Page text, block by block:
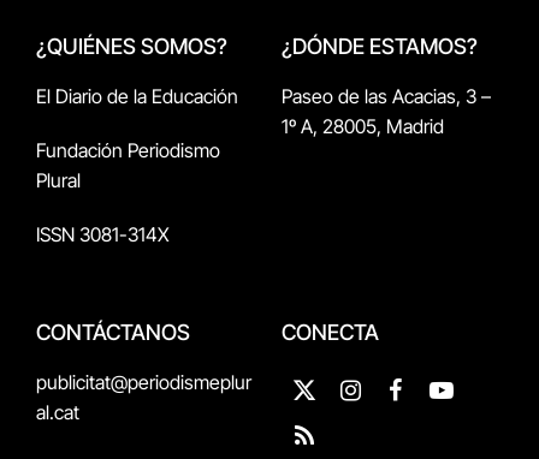
¿QUIÉNES SOMOS?
El Diario de la Educación
Fundación Periodismo
Plural
ISSN 3081-314X
¿DÓNDE ESTAMOS?
Paseo de las Acacias, 3 –
1º A, 28005, Madrid
CONTÁCTANOS
publicitat@periodismeplur
al.cat
CONECTA
X
(Twitter)
InstagramFacebookYouTube
RSS